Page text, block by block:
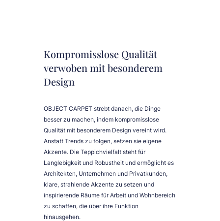
Kompromisslose Qualität
verwoben mit besonderem
Design
OBJECT CARPET strebt danach, die Dinge
besser zu machen, indem kompromisslose
Qualität mit besonderem Design vereint wird.
Anstatt Trends zu folgen, setzen sie eigene
Akzente. Die Teppichvielfalt steht für
Langlebigkeit und Robustheit und ermöglicht es
Architekten, Unternehmen und Privatkunden,
klare, strahlende Akzente zu setzen und
inspirierende Räume für Arbeit und Wohnbereich
zu schaffen, die über ihre Funktion
hinausgehen.